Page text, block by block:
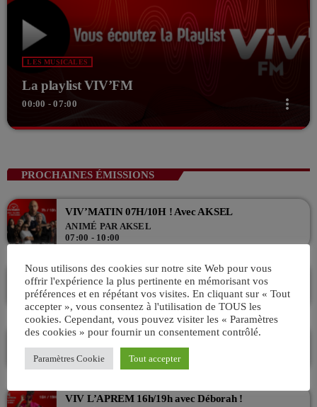
LES MUSICALES
La playlist VIV’FM
00:00 - 07:00 more_vert
PROCHAINES ÉMISSIONS
VIV’MATIN 07H/10H ! Avec AKSEL
ANIMÉ PAR AKSEL
07:00 - 10:00
La playlist VIV’FM
MUSIC NON-STOP
10:00 - 13:00
L’Aprèm avec Alex 13h/16h
LES APRÈMS EN DIRECT AVEC ALEX
13:00 - 16:00
VIV L’APREM 16h/19h avec Déborah !
Nous utilisons des cookies sur notre site Web pour vous
offrir l'expérience la plus pertinente en mémorisant vos
préférences et en répétant vos visites. En cliquant sur « Tout
accepter », vous consentez à l'utilisation de TOUS les
cookies. Cependant, vous pouvez visiter les « Paramètres
des cookies » pour fournir un consentement contrôlé.
Paramètres Cookie Tout accepter